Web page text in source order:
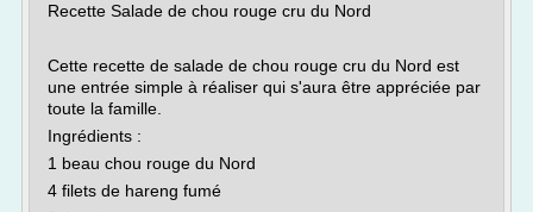
Recette Salade de chou rouge cru du Nord
Cette recette de salade de chou rouge cru du Nord est
une entrée simple à réaliser qui s'aura être appréciée par
toute la famille.
Ingrédients :
1 beau chou rouge du Nord
4 filets de hareng fumé